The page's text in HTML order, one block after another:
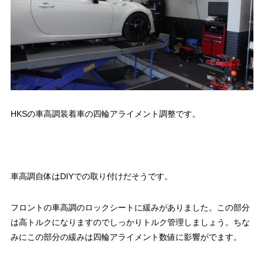
HKSの車高調装着車の四輪アライメント調整です。
車高調自体はDIYでの取り付けだそうです。
フロントの車高調のロックシートに緩みがありました。この部分
は高トルクになりますのでしっかりトルク管理しましょう。ちな
みにこの部分の緩みは四輪アライメント数値に影響がでます。